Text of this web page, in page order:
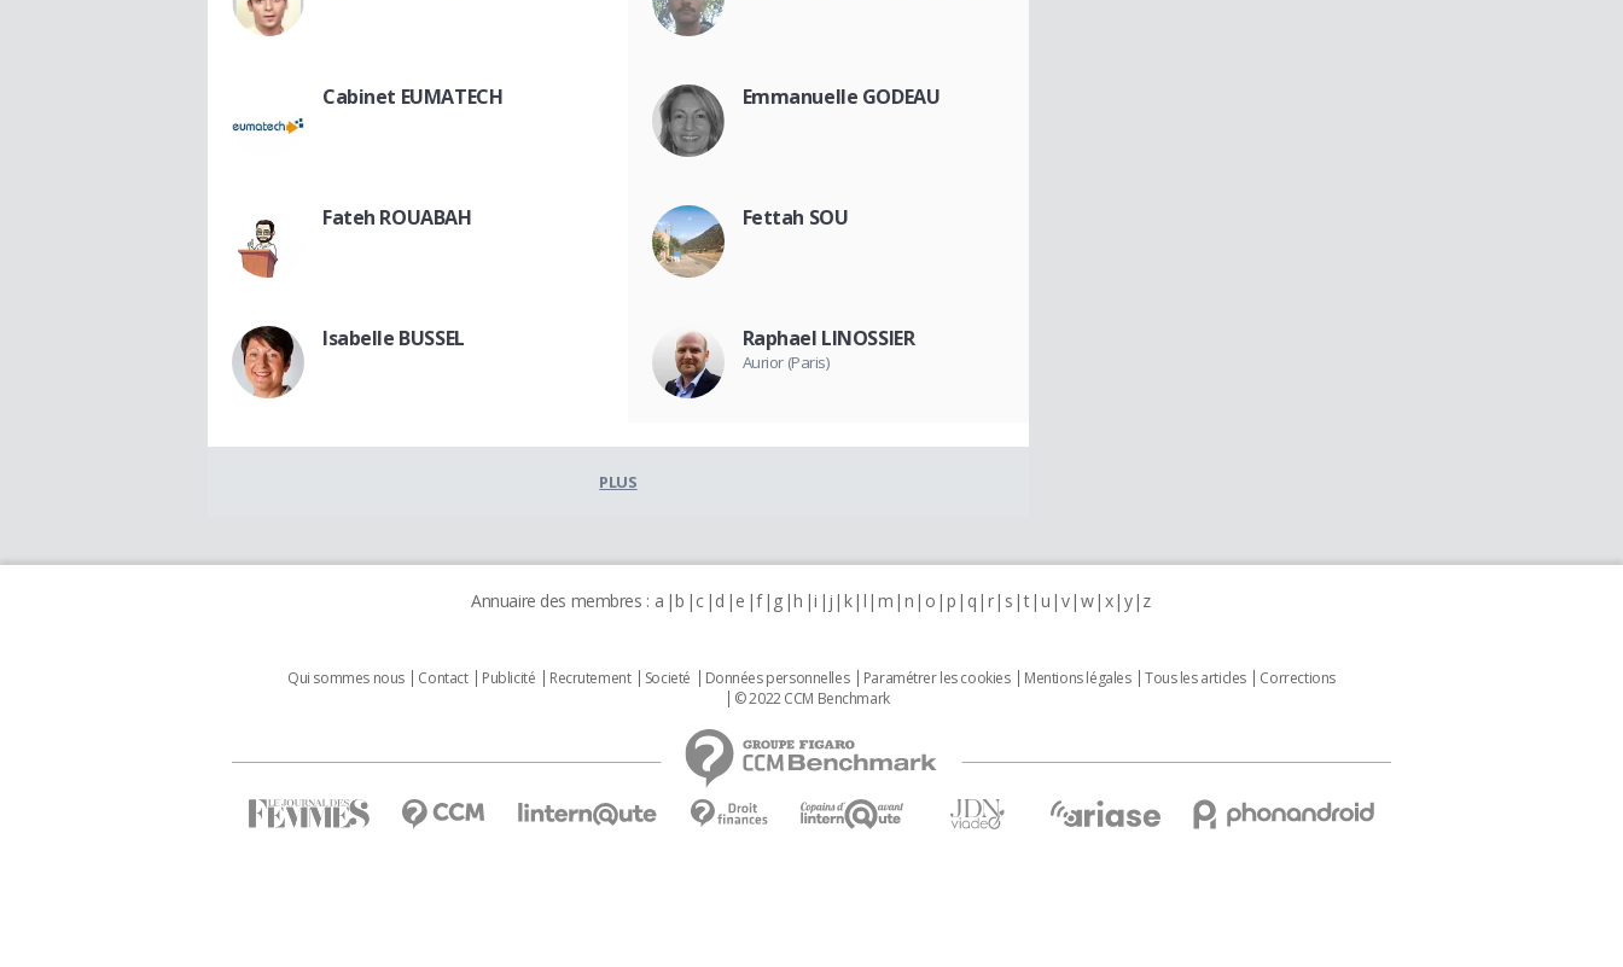
Cabinet EUMATECH Emmanuelle GODEAU
Fateh ROUABAH Fettah SOU
Isabelle BUSSEL Raphael LINOSSIER
Aurior (Paris)
PLUS
Annuaire des membres : a b c d e f g h i j k l m n o p q r s t u v w x y z
Qui sommes nous Contact Publicité Recrutement Societé Données personnelles Paramétrer les cookies Mentions légales Tous les articles
Corrections
© 2022 CCM Benchmark